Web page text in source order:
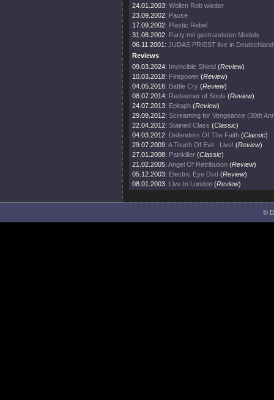
24.01.2003: Wollen Rob wieder
23.09.2002: Pause
17.09.2002: Plastic Rebel
31.08.2002: Party mit gestrandeten Models
06.11.2001: JUDAS PRIEST live in Deutschland
Reviews
09.03.2024: Invincible Shield (Review)
10.03.2018: Firepower (Review)
04.05.2016: Battle Cry (Review)
08.07.2014: Redeemer of Souls (Review)
24.07.2013: Epitaph (Review)
29.09.2012: Screaming for Vengeance (30th
22.04.2012: Stained Class (Classic)
04.03.2012: Defenders Of The Faith (Classic)
29.07.2009: A Touch Of Evil - Live! (Review)
27.01.2008: Painkiller (Classic)
21.02.2005: Angel Of Retribution (Review)
05.12.2003: Electric Eye Dvd (Review)
08.01.2003: Live In London (Review)
©